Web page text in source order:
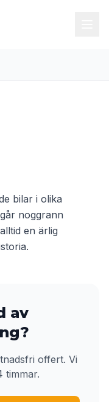
bilar i olika
noggrann
en ärlig
av
?
offert. Vi
timmar.